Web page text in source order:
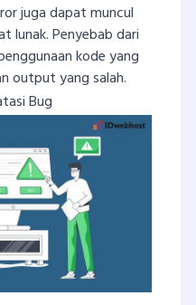
juga dapat muncul
lunak. Penyebab dari
kode yang
output yang salah.
Bug